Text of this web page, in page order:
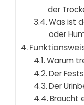
der
Was ist
oder
Warum
Der
Der
Braucht